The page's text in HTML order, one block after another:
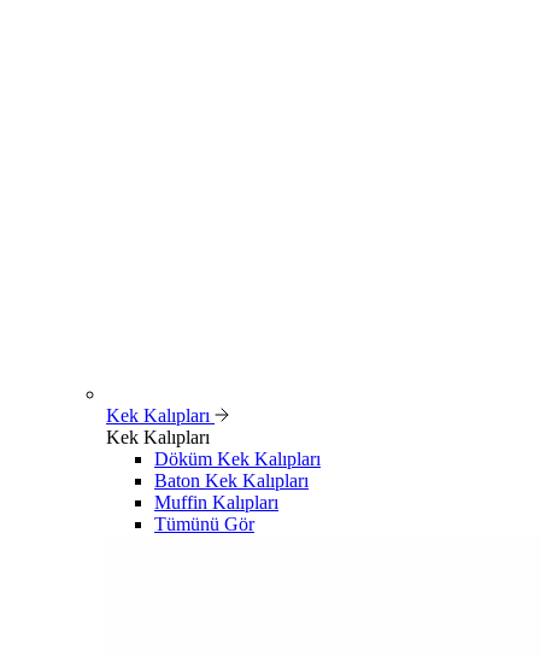
Kek Kalıpları
Kek Kalıpları
Döküm Kek Kalıpları
Baton Kek Kalıpları
Muffin Kalıpları
Tümünü Gör